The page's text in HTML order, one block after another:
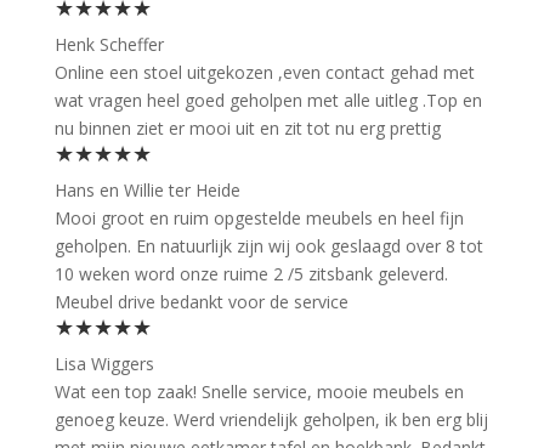
★★★★★
Henk Scheffer
Online een stoel uitgekozen ,even contact gehad met
wat vragen heel goed geholpen met alle uitleg .Top en
nu binnen ziet er mooi uit en zit tot nu erg prettig
★★★★★
Hans en Willie ter Heide
Mooi groot en ruim opgestelde meubels en heel fijn
geholpen. En natuurlijk zijn wij ook geslaagd over 8 tot
10 weken word onze ruime 2 /5 zitsbank geleverd.
Meubel drive bedankt voor de service
★★★★★
Lisa Wiggers
Wat een top zaak! Snelle service, mooie meubels en
genoeg keuze. Werd vriendelijk geholpen, ik ben erg blij